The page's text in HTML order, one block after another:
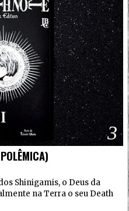
3
Shinigamis, o Deus da
na Terra o seu Death